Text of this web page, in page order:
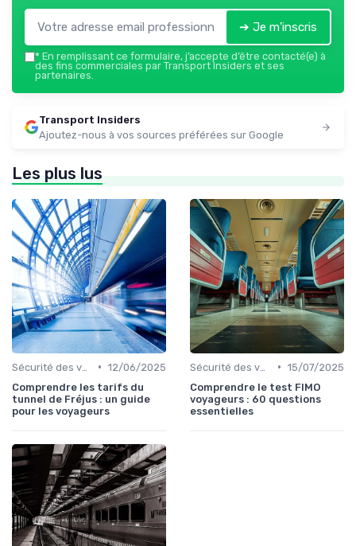
➔ Je m'inscris
* En remplissant ce formulaire, j’accepte d’être contacté(e) à
des fins commerciales par Transport Insiders et ses
partenaires.
Transport Insiders
Ajoutez-nous à vos sources préférées sur Google
Les plus lus
• 12/06/2025
Comprendre les tarifs du
tunnel de Fréjus : un guide
pour les voyageurs
• 15/07/2025
Comprendre le test FIMO
voyageurs : 60 questions
essentielles